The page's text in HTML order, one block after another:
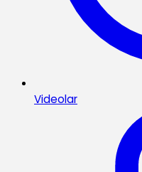
Videolar